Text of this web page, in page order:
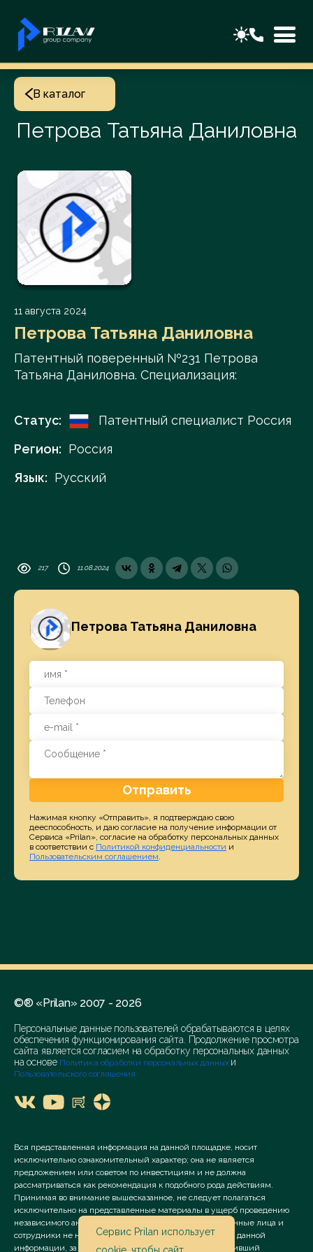
В каталог
Петрова Татьяна Даниловна
11 августа 2024
Петрова Татьяна Даниловна
Патентный поверенный №231 Петрова
Татьяна Даниловна. Специализация:
Статус:
Патентный специалист Россия
Регион: Россия
Язык: Русский
217 11.08.2024
Петрова Татьяна Даниловна
Отправить
Нажимая кнопку «Отправить», я подтверждаю свою
дееспособность, и даю согласие на получение информации от
Сервиса «Prilan», согласие на обработку персональных данных
в соответствии с Политикой конфиденциальности и
Пользовательским соглашением.
©® «Prilan» 2007 - 2026
Персональные данные пользователей обрабатываются в целях
обеспечения функционирования сайта. Продолжение просмотра
сайта является согласием на обработку персональных данных
на основе Политика обработки персональных данных и
Пользовательского соглашения
Вся представленная информация на данной площадке, носит
исключительно ознакомительный характер; она не является
предложением или советом по инвестициям и не должна
рассматриваться как рекомендация к подобного рода действиям.
Принимая во внимание вышесказанное, не следует полагаться
исключительно на представленные материалы в ущерб проведению
независимого анализа. Сервис «Prilan» его аффилированные лица и
сотрудники не несут ответственности за использование данной
информации, за прямой или косвенный ущерб, наступивший
Сервис Prilan использует